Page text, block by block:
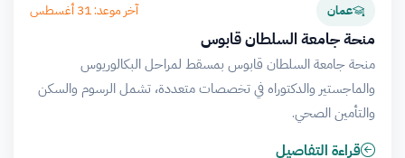
عمان آخر موعد: 31 أغسطس
منحة جامعة السلطان قابوس
منحة جامعة السلطان قابوس بمسقط لمراحل البكالوريوس
والماجستير والدكتوراه في تخصصات متعددة، تشمل الرسوم والسكن
والتأمين الصحي.
قراءة التفاصيل